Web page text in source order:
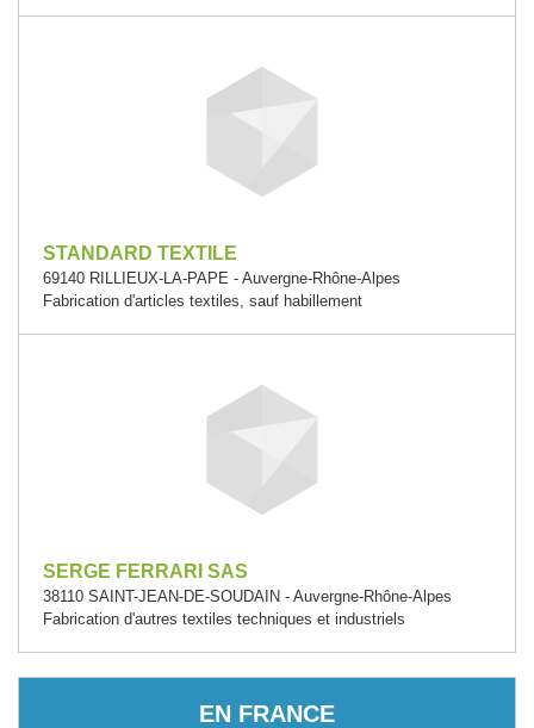
STANDARD TEXTILE
69140 RILLIEUX-LA-PAPE - Auvergne-Rhône-Alpes
Fabrication d'articles textiles, sauf habillement
SERGE FERRARI SAS
38110 SAINT-JEAN-DE-SOUDAIN - Auvergne-Rhône-Alpes
Fabrication d'autres textiles techniques et industriels
EN FRANCE